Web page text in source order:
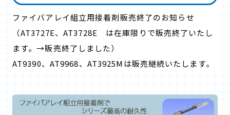
ファイバアレイ組立用接着剤販売終了のお知らせ
（AT3727E、AT3728E は在庫限りで販売終了いたし
ます。→販売終了しました）
AT9390、AT9968、AT3925Mは販売継続いたします。